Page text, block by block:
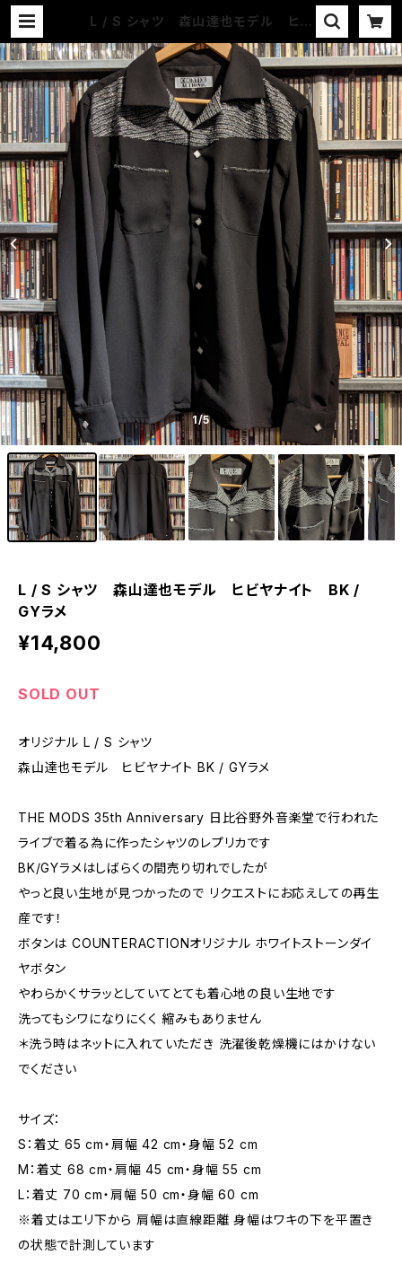
L / S シャツ 森山達也モデル ヒビ
R ACTION WEB-STORE
1/5
L / S シャツ 森山達也モデル ヒビヤナイト BK /
GYラメ
¥14,800
SOLD OUT
オリジナル L / S シャツ
森山達也モデル ヒビヤナイト BK / GYラメ
THE MODS 35th Anniversary 日比谷野外音楽堂で行われた
ライブで着る為に作ったシャツのレプリカです
BK/GYラメはしばらくの間売り切れでしたが
やっと良い生地が見つかったので リクエストにお応えしての再生
産です！
ボタンは COUNTERACTIONオリジナル ホワイトストーンダイ
ヤボタン
やわらかくサラッとしていてとても着心地の良い生地です
洗ってもシワになりにくく 縮みもありません
＊洗う時はネットに入れていただき 洗濯後乾燥機にはかけない
でください
サイズ：
S：着丈 65 cm・肩幅 42 cm・身幅 52 cm
M：着丈 68 cm・肩幅 45 cm・身幅 55 cm
L：着丈 70 cm・肩幅 50 cm・身幅 60 cm
※着丈はエリ下から 肩幅は直線距離 身幅はワキの下を平置き
の状態で計測しています